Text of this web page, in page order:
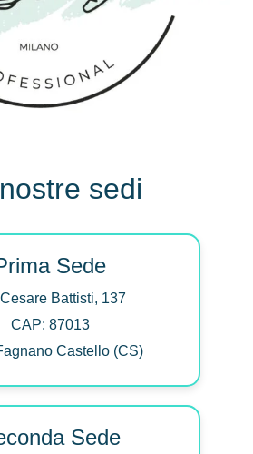
sedi
Sede
Battisti, 137
CAP: 87013
Castello (CS)
Sede